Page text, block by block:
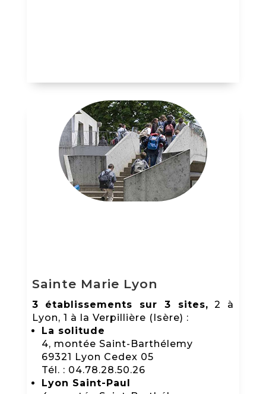
Sainte Marie Lyon
3 établissements sur 3 sites, 2 à
Lyon, 1 à la Verpillière (Isère) :
La solitude
4, montée Saint-Barthélemy
69321 Lyon Cedex 05
Tél. : 04.78.28.50.26
Lyon Saint-Paul